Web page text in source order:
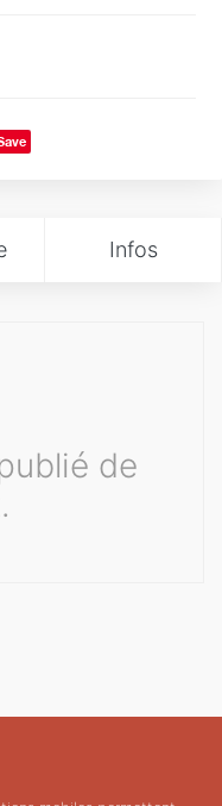
Infos
de